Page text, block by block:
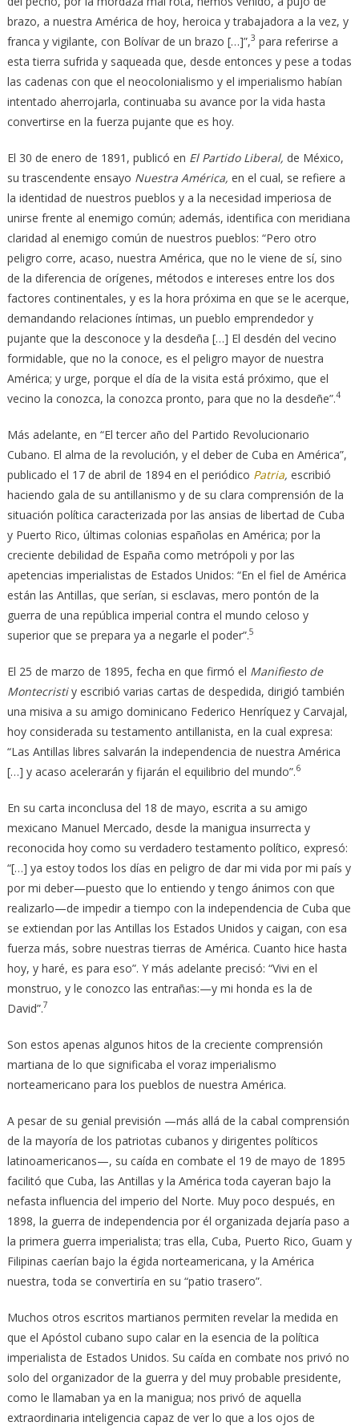
brazo, a nuestra América de hoy, heroica y trabajadora a la vez, y
franca y vigilante, con Bolívar de un brazo […]”,3 para referirse a
esta tierra sufrida y saqueada que, desde entonces y pese a todas
las cadenas con que el neocolonialismo y el imperialismo habían
intentado aherrojarla, continuaba su avance por la vida hasta
convertirse en la fuerza pujante que es hoy.
El 30 de enero de 1891, publicó en El Partido Liberal, de México,
su trascendente ensayo Nuestra América, en el cual, se refiere a
la identidad de nuestros pueblos y a la necesidad imperiosa de
unirse frente al enemigo común; además, identifica con meridiana
claridad al enemigo común de nuestros pueblos: “Pero otro
peligro corre, acaso, nuestra América, que no le viene de sí, sino
de la diferencia de orígenes, métodos e intereses entre los dos
factores continentales, y es la hora próxima en que se le acerque,
demandando relaciones íntimas, un pueblo emprendedor y
pujante que la desconoce y la desdeña […] El desdén del vecino
formidable, que no la conoce, es el peligro mayor de nuestra
América; y urge, porque el día de la visita está próximo, que el
vecino la conozca, la conozca pronto, para que no la desdeñe”.4
Más adelante, en “El tercer año del Partido Revolucionario
Cubano. El alma de la revolución, y el deber de Cuba en América”,
publicado el 17 de abril de 1894 en el periódico Patria, escribió
haciendo gala de su antillanismo y de su clara comprensión de la
situación política caracterizada por las ansias de libertad de Cuba
y Puerto Rico, últimas colonias españolas en América; por la
creciente debilidad de España como metrópoli y por las
apetencias imperialistas de Estados Unidos: “En el fiel de América
están las Antillas, que serían, si esclavas, mero pontón de la
guerra de una república imperial contra el mundo celoso y
superior que se prepara ya a negarle el poder”.5
El 25 de marzo de 1895, fecha en que firmó el Manifiesto de
Montecristiy escribió varias cartas de despedida, dirigió también
una misiva a su amigo dominicano Federico Henríquez y Carvajal,
hoy considerada su testamento antillanista, en la cual expresa:
“Las Antillas libres salvarán la independencia de nuestra América
[…] y acaso acelerarán y fijarán el equilibrio del mundo”.6
En su carta inconclusa del 18 de mayo, escrita a su amigo
mexicano Manuel Mercado, desde la manigua insurrecta y
reconocida hoy como su verdadero testamento político, expresó:
“[…] ya estoy todos los días en peligro de dar mi vida por mi país y
por mi deber—puesto que lo entiendo y tengo ánimos con que
realizarlo—de impedir a tiempo con la independencia de Cuba que
se extiendan por las Antillas los Estados Unidos y caigan, con esa
fuerza más, sobre nuestras tierras de América. Cuanto hice hasta
hoy, y haré, es para eso”. Y más adelante precisó: “Vivi en el
monstruo, y le conozco las entrañas:—y mi honda es la de
David”.7
Son estos apenas algunos hitos de la creciente comprensión
martiana de lo que significaba el voraz imperialismo
norteamericano para los pueblos de nuestra América.
A pesar de su genial previsión —más allá de la cabal comprensión
de la mayoría de los patriotas cubanos y dirigentes políticos
latinoamericanos—, su caída en combate el 19 de mayo de 1895
facilitó que Cuba, las Antillas y la América toda cayeran bajo la
nefasta influencia del imperio del Norte. Muy poco después, en
1898, la guerra de independencia por él organizada dejaría paso a
la primera guerra imperialista; tras ella, Cuba, Puerto Rico, Guam y
Filipinas caerían bajo la égida norteamericana, y la América
nuestra, toda se convertiría en su “patio trasero”.
Muchos otros escritos martianos permiten revelar la medida en
que el Apóstol cubano supo calar en la esencia de la política
imperialista de Estados Unidos. Su caída en combate nos privó no
solo del organizador de la guerra y del muy probable presidente,
como le llamaban ya en la manigua; nos privó de aquella
extraordinaria inteligencia capaz de ver lo que a los ojos de